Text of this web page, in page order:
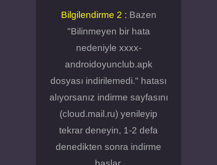
Bilgilendirme 2 : Bazen
"Bilinmeyen bir hata
nedeniyle xxxx-
androidoyunclub.apk
dosyası indirilemedi." hatası
alıyorsanız indirme sayfasını
(cloud.mail.ru) yenileyip
tekrar deneyin, 1-2 defa
denedikten sonra indirme